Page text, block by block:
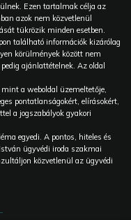
Ezen tartalmak célja az
azok nem közvetlenül
tükrözik minden esetben.
található információk kizárólag
körülmények között nem
ajánlattételnek. Az oldal
a weboldal üzemeltetője,
pontatlanságokért, elírásokért,
a jogszabályok gyakori
egyedi. A pontos, hiteles és
ügyvédi iroda szakmai
közvetlenül az ügyvédi